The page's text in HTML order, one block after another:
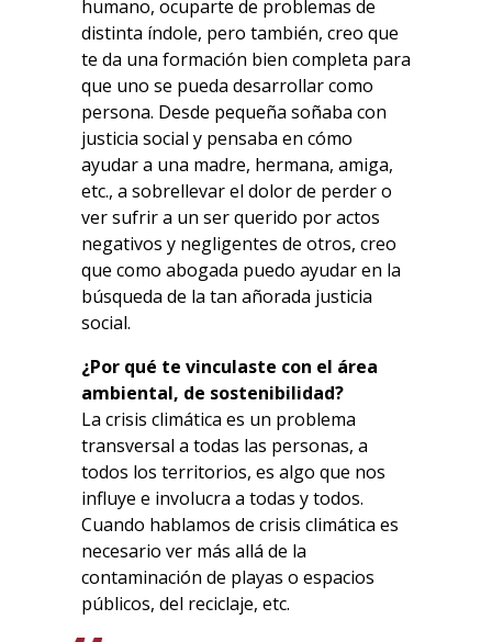
humano, ocuparte de problemas de
distinta índole, pero también, creo que
te da una formación bien completa para
que uno se pueda desarrollar como
persona. Desde pequeña soñaba con
justicia social y pensaba en cómo
ayudar a una madre, hermana, amiga,
etc., a sobrellevar el dolor de perder o
ver sufrir a un ser querido por actos
negativos y negligentes de otros, creo
que como abogada puedo ayudar en la
búsqueda de la tan añorada justicia
social.
¿Por qué te vinculaste con el área
ambiental, de sostenibilidad?
La crisis climática es un problema
transversal a todas las personas, a
todos los territorios, es algo que nos
influye e involucra a todas y todos.
Cuando hablamos de crisis climática es
necesario ver más allá de la
contaminación de playas o espacios
públicos, del reciclaje, etc.